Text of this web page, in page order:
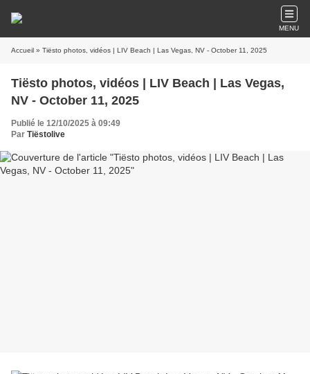
MENU
Accueil » Tiësto photos, vidéos | LIV Beach | Las Vegas, NV - October 11, 2025
Tiësto photos, vidéos | LIV Beach | Las Vegas,
NV - October 11, 2025
Publié le 12/10/2025 à 09:49
Par Tiëstolive